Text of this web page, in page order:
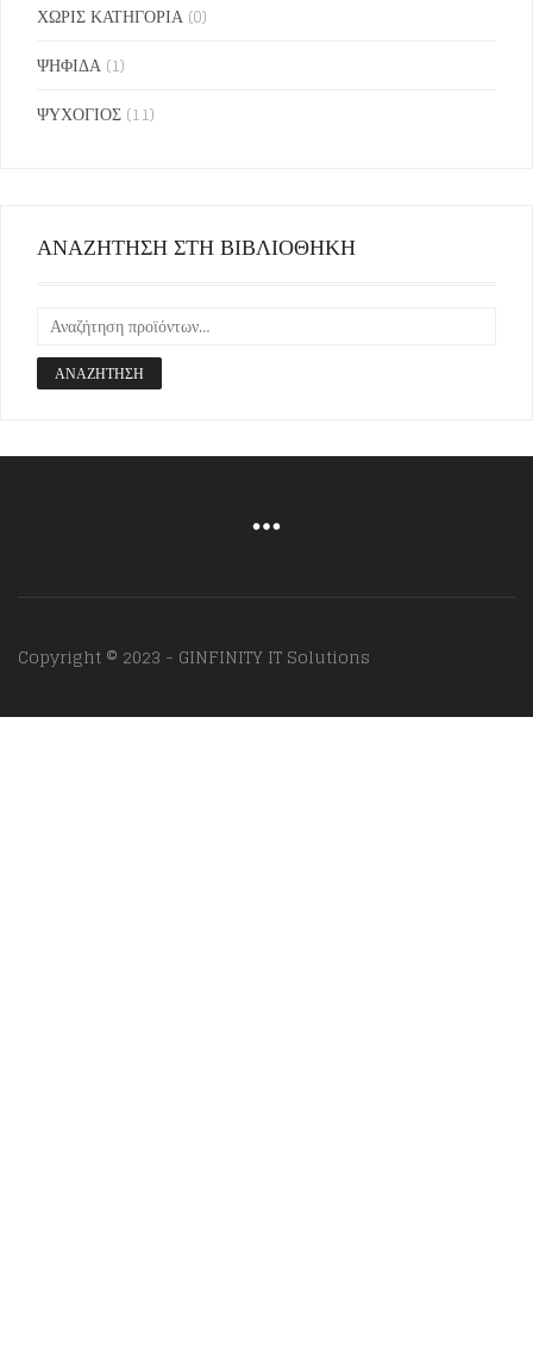
ΧΩΡΙΣ ΚΑΤΗΓΟΡΙΑ (0)
ΨΗΦΙΔΑ (1)
ΨΥΧΟΓΙΟΣ (11)
ΑΝΑΖΗΤΗΣΗ ΣΤΗ ΒΙΒΛΙΟΘΗΚΗ
ΑΝΑΖΉΤΗΣΗ
Copyright © 2023 - GINFINITY IT Solutions